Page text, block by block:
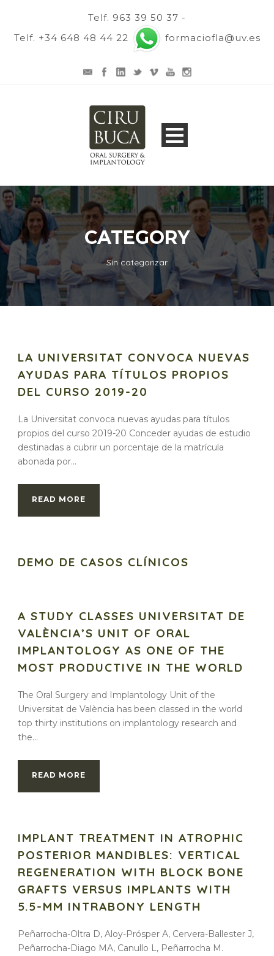
Telf. 963 39 50 37 -
Telf. +34 648 48 44 22
formaciofla@uv.es
CATEGORY
Sin categorizar
LA UNIVERSITAT CONVOCA NUEVAS
AYUDAS PARA TÍTULOS PROPIOS
DEL CURSO 2019-20
La Universitat convoca nuevas ayudas para títulos
propios del curso 2019-20 Conceder ayudas de estudio
destinadas a cubrir un porcentaje de la matrícula
abonada por...
READ MORE
DEMO DE CASOS CLÍNICOS
A STUDY CLASSES UNIVERSITAT DE
VALÈNCIA’S UNIT OF ORAL
IMPLANTOLOGY AS ONE OF THE
MOST PRODUCTIVE IN THE WORLD
The Oral Surgery and Implantology Unit of the
Universitat de València has been classed in the world
top thirty institutions on implantology research and
the...
READ MORE
IMPLANT TREATMENT IN ATROPHIC
POSTERIOR MANDIBLES: VERTICAL
REGENERATION WITH BLOCK BONE
GRAFTS VERSUS IMPLANTS WITH
5.5-MM INTRABONY LENGTH
Peñarrocha-Oltra D, Aloy-Prósper A, Cervera-Ballester J,
Peñarrocha-Diago MA, Canullo L, Peñarrocha M.